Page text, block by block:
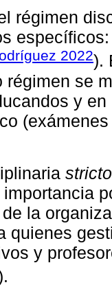
régimen
2022).
régimen se
y
la
quienes
y